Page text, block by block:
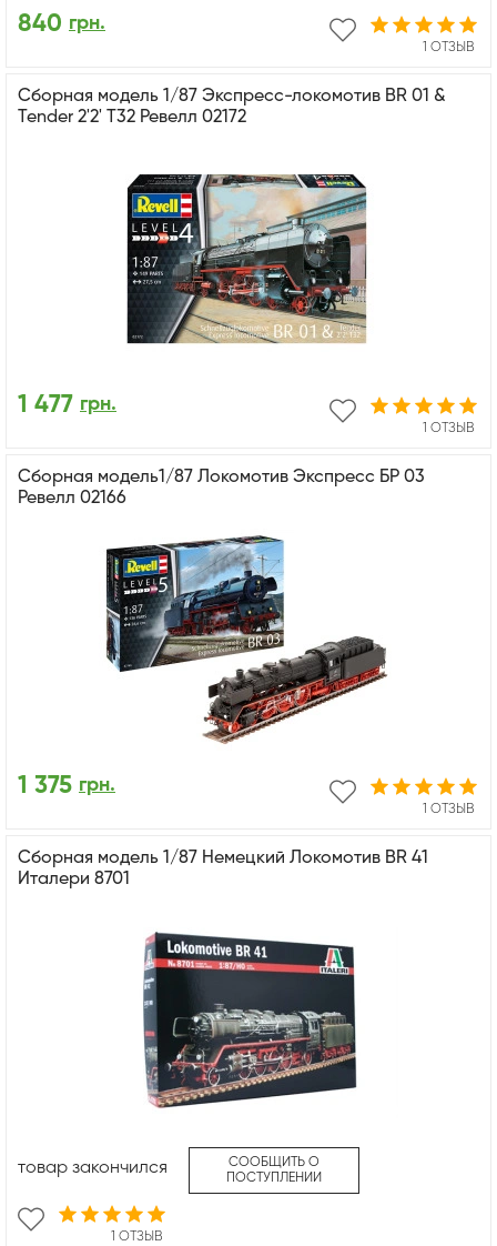
1 ОТЗЫВ
840 грн.
Сборная модель 1/87 Экспресс-локомотив BR 01 &
Tender 2'2' T32 Ревелл 02172
1 ОТЗЫВ
1 477 грн.
Сборная модель1/87 Локомотив Экспресс БР 03
Ревелл 02166
1 ОТЗЫВ
1 375 грн.
Cборная модель 1/87 Немецкий Локомотив BR 41
Италери 8701
1 ОТЗЫВ
товар закончился
СООБЩИТЬ О
ПОСТУПЛЕНИИ